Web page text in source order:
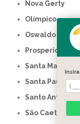
Nova Gerty
Olímpico
Oswaldo Cruz
Prosperidade
Santa Maria
Santa Paula
Santo Antônio
São Caetano do